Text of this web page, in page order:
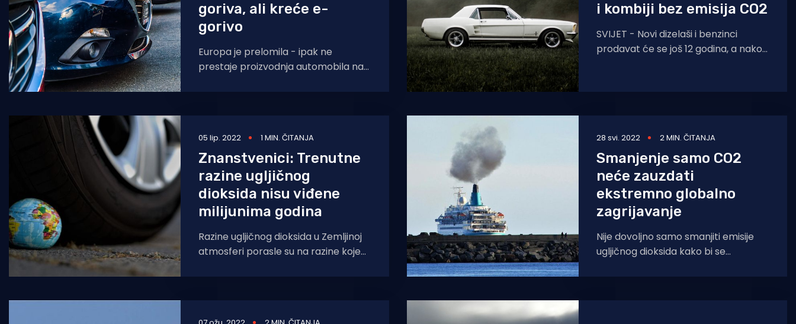
goriva, ali kreće e-
gorivo
Europa je prelomila - ipak ne
prestaje proizvodnja automobila na
ekološki prihvatljivije e-gorivo. Tako
i kombiji bez emisija CO2
SVIJET - Novi dizelaši i benzinci
prodavat će se još 12 godina, a nakon
05 lip. 2022 1 MIN. ČITANJA
Znanstvenici: Trenutne
razine ugljičnog
dioksida nisu viđene
milijunima godina
Razine ugljičnog dioksida u Zemljinoj
atmosferi porasle su na razine koje
predindustrijskim
28 svi. 2022 2 MIN. ČITANJA
Smanjenje samo CO2
neće zauzdati
ekstremno globalno
zagrijavanje
Nije dovoljno samo smanjiti emisije
ugljičnog dioksida kako bi se
treba djelovati i na manje poznate